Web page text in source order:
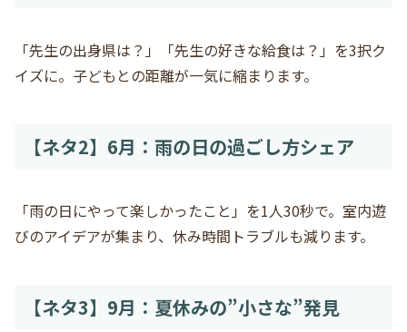
「先生の出身県は？」「先生の好きな給食は？」を3択ク
イズに。子どもとの距離が一気に縮まります。
【ネタ2】6月：雨の日の過ごし方シェア
「雨の日にやって楽しかったこと」を1人30秒で。室内遊
びのアイデアが集まり、休み時間トラブルも減ります。
【ネタ3】9月：夏休みの”小さな”発見